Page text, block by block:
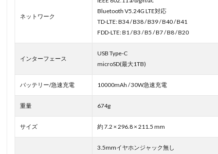
ネットワーク
Bluetooth V5.24G LTE対応
TD-LTE: B34 / B38 / B39 / B40 / B41
FDD-LTE: B1 / B3 / B5 / B7 / B8 / B20
インターフェース
USB Type-C
microSD(最大1TB)
バッテリー/急速充電 10000mAh / 30W急速充電
重量 674g
サイズ 約 7.2 × 296.8 × 211.5 mm
3.5mmイヤホンジャック無し